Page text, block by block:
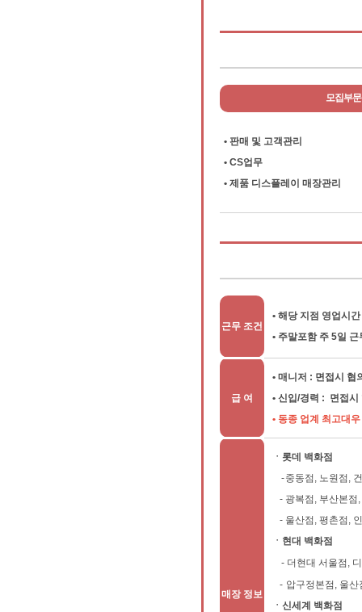
모집부문
• 판매 및 고객관리
• CS업무
• 제품 디스플레이 매장관리
근무 조건
• 해당 지점 영업시
• 주말포함 주 5일 근
급 여
• 매니저 : 면접시 협
• 신입/경력 : 면접
• 동종 업계 최고대
매장 정보
ㆍ롯데 백화점
-중동점, 노원점,
- 광복점, 부산본점
- 울산점, 평촌점,
ㆍ현대 백화점
- 더현대 서울점,
- 압구정본점, 울
ㆍ신세계 백화점